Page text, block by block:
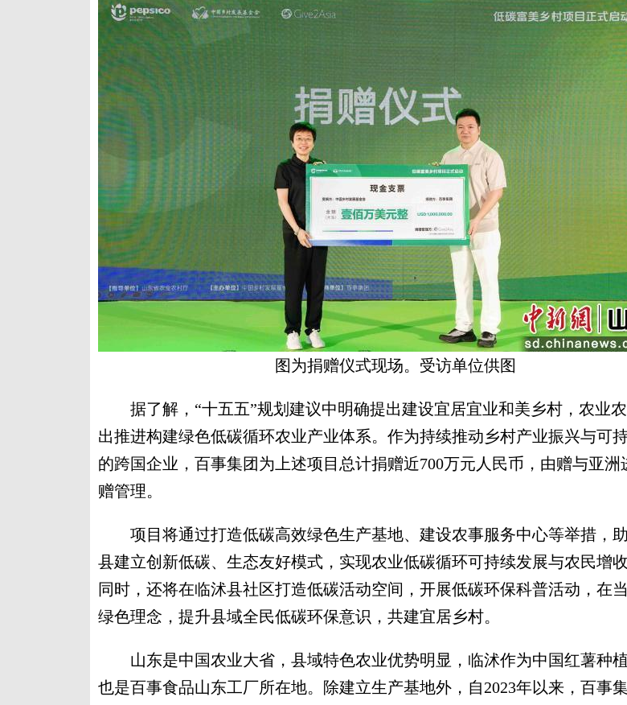
图为捐赠仪式现场。受访单位供图
据了解，“十五五”规划建议中明确提出建设宜居宜业和美乡村，农业
出推进构建绿色低碳循环农业产业体系。作为持续推动乡村产业振兴与可
的跨国企业，百事集团为上述项目总计捐赠近700万元人民币，由赠与亚洲
赠管理。
项目将通过打造低碳高效绿色生产基地、建设农事服务中心等举措，
县建立创新低碳、生态友好模式，实现农业低碳循环可持续发展与农民增收
同时，还将在临沭县社区打造低碳活动空间，开展低碳环保科普活动，在
绿色理念，提升县域全民低碳环保意识，共建宜居乡村。
山东是中国农业大省，县域特色农业优势明显，临沭作为中国红薯种植
也是百事食品山东工厂所在地。除建立生产基地外，自2023年以来，百事